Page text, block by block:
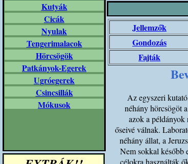
Kutyák
Nyulak
Hörcsögök
Tengerimalacok
Patkányok-Egerek
Ugróegerek
Csincsillák
Mókusok
Cicák
Jellemzők
Gondozás
Fajták
Az egyszeri
néhány hörcsögöt
azok a
őseivé válnak.
néhány állat, a
Nem sokkal később
célokra használták